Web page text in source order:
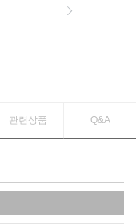
관련상품 Q&A